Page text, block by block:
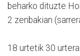
beharko dituzte
2 zenbakian
18 urtetik 30